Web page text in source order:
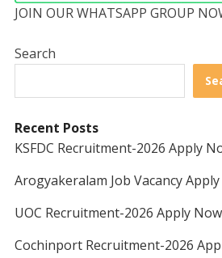
JOIN OUR WHATSAPP GROUP
Search
Recent Posts
KSFDC Recruitment-2026 Apply
Arogyakeralam Job Vacancy
UOC Recruitment-2026 Apply Now
Cochinport Recruitment-2026